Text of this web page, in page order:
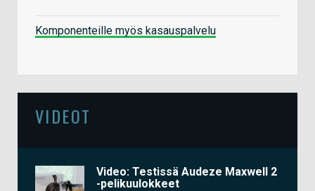
Komponenteille myös kasauspalvelu
VIDEOT
Video: Testissä Audeze Maxwell 2
-pelikuulokkeet